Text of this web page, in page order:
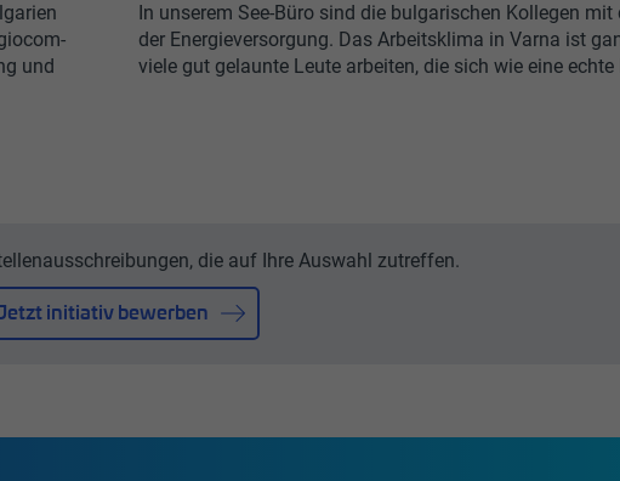
und
In unserem See-Büro sind die bulgarischen Kollegen
der Energieversorgung. Das Arbeitsklima in Varna ist
viele gut gelaunte Leute arbeiten, die sich wie eine
die auf Ihre Auswahl zutreffen.
initiativ bewerben